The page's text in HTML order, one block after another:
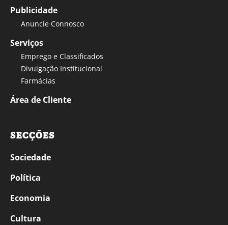
Publicidade
Anuncie Connosco
Serviços
Emprego e Classificados
Divulgação Institucional
Farmácias
Área de Cliente
SECÇÕES
Sociedade
Política
Economia
Cultura